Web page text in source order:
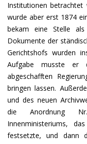
Institutionen betrachtet
wurde aber erst 1874
bekam eine Stelle als
Dokumente der
Gerichtshofs wurden
Aufgabe musste er
abgeschafften
bringen lassen.
und des neuen
die Anordnung
Innenministeriums,
festsetzte, und dann